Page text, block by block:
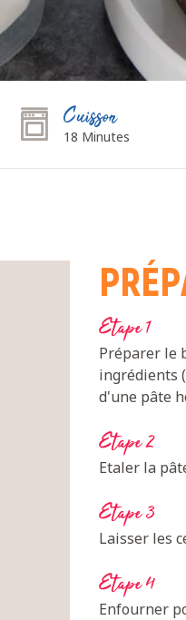
Cuisson
18 Minutes
Etape 1
Préparer le
ingrédients
d'une pâte
Etape 2
Etaler la
Etape 3
Laisser les
Etape 4
Enfourner